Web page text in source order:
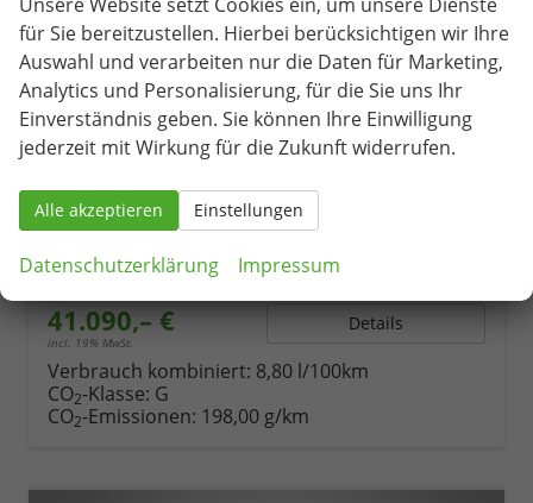
Cupra Formentor
VZ 2.0 TSI
unverbindliche Lieferzeit: 14 Tage Neuwagen
Fahrzeugnr. 74870 GetriebeAutomatik
Kraftstoff Benzin Außenfarbe Magnetic Grau Metallic
16.04.2026
41.090,– €
incl. 19% MwSt.
Details
Verbrauch kombiniert: 8,80 l/100km
CO2-Klasse: G
CO2-Emissionen: 198,00 g/km
für Sie bereitzustellen. Hierbei berücksichtigen wir Ihre
Auswahl und verarbeiten nur die Daten für Marketing,
Analytics und Personalisierung, für die Sie uns Ihr
Einverständnis geben. Sie können Ihre Einwilligung
jederzeit mit Wirkung für die Zukunft widerrufen.
Alle akzeptieren Einstellungen
Datenschutzerklärung Impressum